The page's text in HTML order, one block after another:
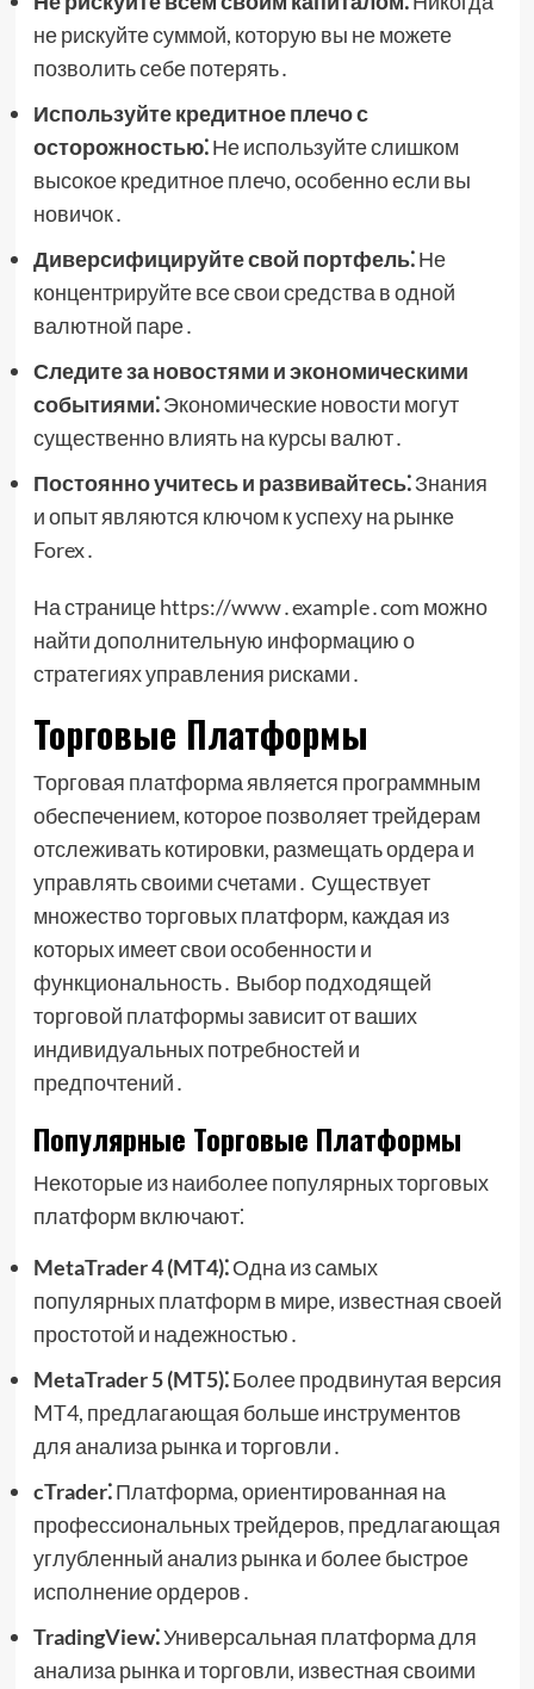
не рискуйте суммой, которую вы не можете
позволить себе потерять․
Используйте кредитное плечо с
осторожностью⁚Не используйте слишком
высокое кредитное плечо, особенно если вы
новичок․
Диверсифицируйте свой портфель⁚Не
концентрируйте все свои средства в одной
валютной паре․
Следите за новостями и экономическими
событиями⁚Экономические новости могут
существенно влиять на курсы валют․
Постоянно учитесь и развивайтесь⁚Знания
и опыт являются ключом к успеху на рынке
Forex․
На странице https://www․example․com можно
найти дополнительную информацию о
стратегиях управления рисками․
Торговые Платформы
Торговая платформа является программным
обеспечением, которое позволяет трейдерам
отслеживать котировки, размещать ордера и
управлять своими счетами․ Существует
множество торговых платформ, каждая из
которых имеет свои особенности и
функциональность․ Выбор подходящей
торговой платформы зависит от ваших
индивидуальных потребностей и
предпочтений․
Популярные Торговые Платформы
Некоторые из наиболее популярных торговых
платформ включают⁚
MetaTrader 4 (MT4)⁚Одна из самых
популярных платформ в мире, известная своей
простотой и надежностью․
MetaTrader 5 (MT5)⁚Более продвинутая версия
MT4, предлагающая больше инструментов
для анализа рынка и торговли․
cTrader⁚Платформа, ориентированная на
профессиональных трейдеров, предлагающая
углубленный анализ рынка и более быстрое
исполнение ордеров․
TradingView⁚Универсальная платформа для
анализа рынка и торговли, известная своими